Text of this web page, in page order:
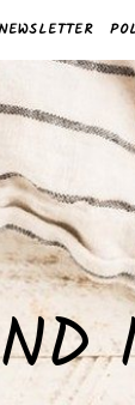
NEWSLETTER